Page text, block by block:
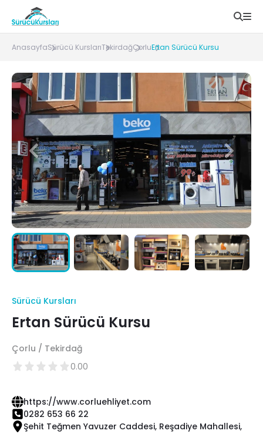
AnasayfaSürücü KurslarıTekirdağÇorluErtan Sürücü Kursu
Sürücü Kursları
Ertan Sürücü Kursu
Çorlu / Tekirdağ
0.00
https://www.corluehliyet.com
0282 653 66 22
Şehit Teğmen Yavuzer Caddesi, Reşadiye Mahallesi,